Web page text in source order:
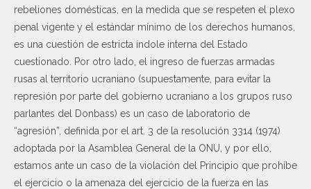
rebeliones domésticas, en la medida que se respeten el plexo
penal vigente y el estándar mínimo de los derechos humanos,
es una cuestión de estricta índole interna del Estado
cuestionado. Por otro lado, el ingreso de fuerzas armadas
rusas al territorio ucraniano (supuestamente, para evitar la
represión por parte del gobierno ucraniano a los grupos ruso
parlantes del Donbass) es un caso de laboratorio de
“agresión”, definida por el art. 3 de la resolución 3314 (1974)
adoptada por la Asamblea General de la ONU, y por ello,
estamos ante un caso de la violación del Principio que prohíbe
el ejercicio o la amenaza del ejercicio de la fuerza en las